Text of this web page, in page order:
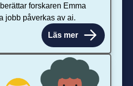
forskaren Emma
jobb påverkas av ai.
Läs mer